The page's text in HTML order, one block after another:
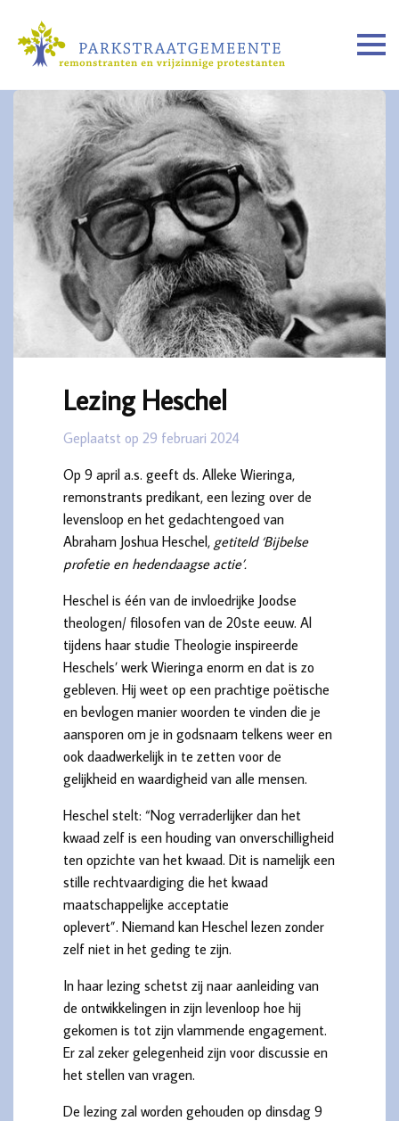
Lezing Heschel
Geplaatst op 29 februari 2024
Op 9 april a.s. geeft ds. Alleke Wieringa,
remonstrants predikant, een lezing over de
levensloop en het gedachtengoed van
Abraham Joshua Heschel, getiteld ‘Bijbelse
profetie en hedendaagse actie’.
Heschel is één van de invloedrijke Joodse
theologen/ filosofen van de 20ste eeuw. Al
tijdens haar studie Theologie inspireerde
Heschels’ werk Wieringa enorm en dat is zo
gebleven. Hij weet op een prachtige poëtische
en bevlogen manier woorden te vinden die je
aansporen om je in godsnaam telkens weer en
ook daadwerkelijk in te zetten voor de
gelijkheid en waardigheid van alle mensen.
Heschel stelt: “Nog verraderlijker dan het
kwaad zelf is een houding van onverschilligheid
ten opzichte van het kwaad. Dit is namelijk een
stille rechtvaardiging die het kwaad
maatschappelijke acceptatie
oplevert”. Niemand kan Heschel lezen zonder
zelf niet in het geding te zijn.
In haar lezing schetst zij naar aanleiding van
de ontwikkelingen in zijn levenloop hoe hij
gekomen is tot zijn vlammende engagement.
Er zal zeker gelegenheid zijn voor discussie en
het stellen van vragen.
De lezing zal worden gehouden op dinsdag 9